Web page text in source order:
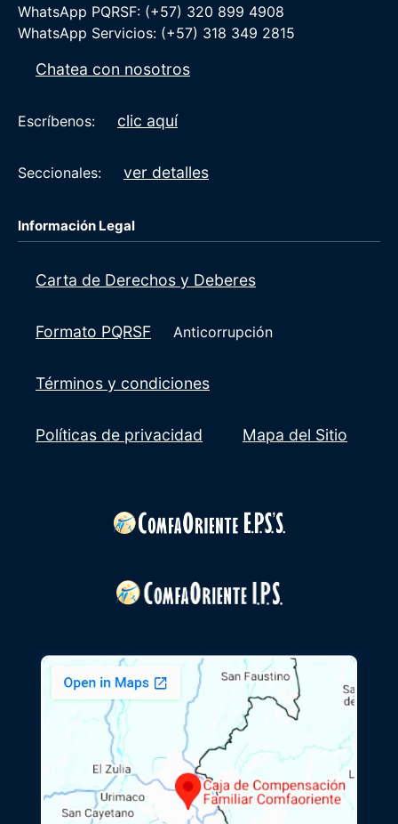
WhatsApp PQRSF: (+57) 320 899 4908
WhatsApp Servicios: (+57) 318 349 2815
Chatea con nosotros
Escríbenos: clic aquí
Seccionales: ver detalles
Información Legal
Carta de Derechos y Deberes
Formato PQRSF Anticorrupción
Términos y condiciones
Políticas de privacidad Mapa del Sitio